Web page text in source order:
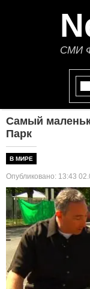
СМИ
Самый
Парк
В МИРЕ
Опубликовано: 13:43